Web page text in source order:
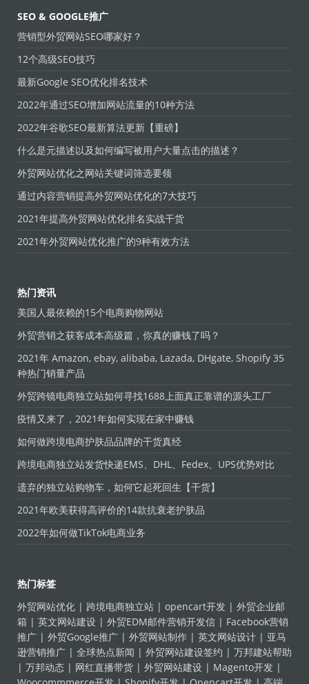
SEO & GOOGLE推广
营销型外贸网站SEO哪家好？
12个高级SEO技巧
最新Google SEO优化排名技术
2022年通过SEO增加网站流量的10种方法
2022年谷歌SEO最新算法更新【重磅】
什么是元描述以及如何编写被用户大量点击的描述？
外贸网站优化之网站关键词筛选要领
通过内容营销提高外贸网站优化的7大技巧
2021年提高外贸网站优化排名实战干货
2021年外贸网站优化推广的9种有效方法
热门资讯
美国人最依赖的15个电商购物网站
外贸营销之获客成本高级篇，你真的赚钱了吗？
2021年 Amazon, ebay, alibaba, Lazada, DHgate, Shopify 35
种热门销量产品
外贸跨镜电商独立站如何寻找1688上面真正靠谱的源头工厂
疫情又来了，2021年如何实现在家中赚钱
如何做跨境电商护肤品品牌的干货真经
跨境电商独立站发货快递EMS、DHL、Fedex、UPS优势对比
遗弃的独立站购物车，如何它起死回生【干货】
2021年欧美获得高评价的14款抗衰老护肤品
2022年如何做TikTok电商业务
热门标签
外贸网站优化 | 跨境电商独立站 | opencart开发 | 外贸企业邮
箱 | 英文网站建设 | 外贸EDM邮件营销开发信 | Facebook营销
推广 | 外贸Google推广 | 外贸网站制作 | 英文网站设计 | 亚马
逊营销推广 | 全球热点新闻 | 外贸网站建设签约 | 万邦建站帮助
| 万邦动态 | 网红直播带货 | 外贸网站建设 | Magento开发 |